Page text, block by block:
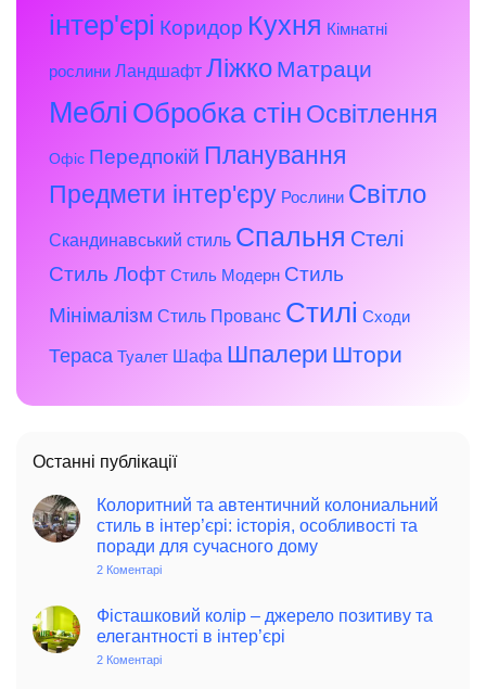
інтер'єрі Коридор Кухня Кімнатні
рослини Ландшафт Ліжко Матраци
Меблі Обробка стін Освітлення
Офіс Передпокій Планування
Предмети інтер'єру Рослини Світло
Скандинавський стиль Спальня Стелі
Стиль Лофт Стиль Модерн Стиль
Мінімалізм Стиль Прованс Стилі Сходи
Тераса Туалет Шафа Шпалери Штори
Останні публікації
Колоритний та автентичний колониальний
стиль в інтер’єрі: історія, особливості та
поради для сучасного дому
2 Коментарі
автентичний
колониальний
стиль
Фісташковий колір – джерело позитиву та
елегантності в інтер’єрі
2 Коментарі